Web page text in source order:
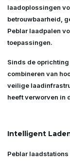
laadoplossingen
betrouwbaarheid,
Peblar laadpalen
toepassingen.
Sinds de
combineren van
veilige
heeft verworven in
Intelligent
Peblar